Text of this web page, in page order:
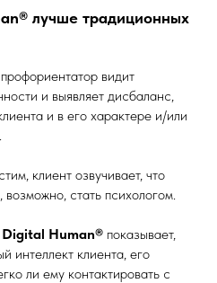
лучше традиционных
видит
и выявляет дисбаланс,
и в его характере и/или
клиент озвучивает, что
стать психологом.
Digital Human® показывает,
интеллект клиента, его
ли ему контактировать с